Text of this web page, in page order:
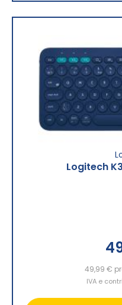
Logitech
49,99 €
IVA e